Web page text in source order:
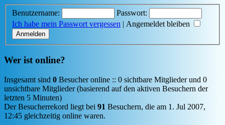
Benutzername:
Passwort:
Ich habe mein Passwort vergessen | Angemeldet bleiben
Wer ist online?
Insgesamt sind 0 Besucher online :: 0 sichtbare Mitglieder und 0
unsichtbare Mitglieder (basierend auf den aktiven Besuchern der
letzten 5 Minuten)
Der Besucherrekord liegt bei 91 Besuchern, die am 1. Jul 2007,
12:45 gleichzeitig online waren.